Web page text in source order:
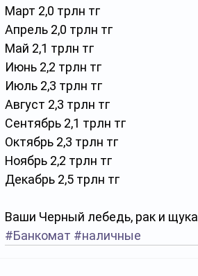
Март 2,0 трлн тг
Апрель 2,0 трлн тг
Май 2,1 трлн тг
Июнь 2,2 трлн тг
Июль 2,3 трлн тг
Август 2,3 трлн тг
Сентябрь 2,1 трлн тг
Октябрь 2,3 трлн тг
Ноябрь 2,2 трлн тг
Декабрь 2,5 трлн тг
Ваши Черный лебедь, рак и щука
#Банкомат #наличные